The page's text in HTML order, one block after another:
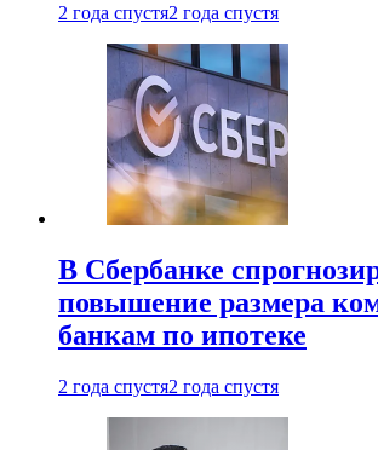
2 года спустя2 года спустя
В Сбербанке
повышение размера
банкам по ипотеке
2 года спустя2 года спустя